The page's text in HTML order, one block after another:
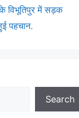
विभूतिपुर में सड़क
पहचान.
Search